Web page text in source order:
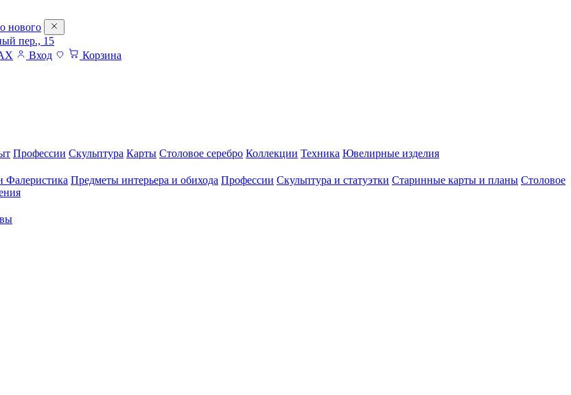
нового
пер., 15
Вход Корзина
Профессии Скульптура Карты Столовое серебро Коллекции Техника Ювелирные изделия
Фалеристика Предметы интерьера и обихода Профессии Скульптура и статуэтки Старинные карты и планы Столовое